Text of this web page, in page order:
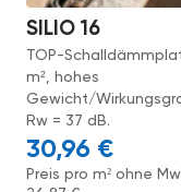
SILIO 16
TOP-
m², hohes
Gewicht/
Rw = 37 dB.
30,96 €
Preis pro m² ohne